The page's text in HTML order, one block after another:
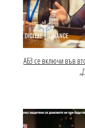
АБЗ се включи във